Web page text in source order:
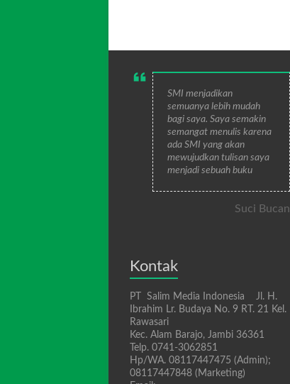
SMI menjadikan
semuanya lebih mudah
bagi saya. Saya semakin
semangat menulis karena
ada SMI yang akan
mewujudkan tulisan saya
menjadi sebuah buku
Suci Bucan
Kontak
PT Salim Media Indonesia Jl. H.
Ibrahim Lr. Budaya No. 9 RT. 21 Kel.
Rawasari
Kec. Alam Barajo, Jambi 36361
Telp. 0741-3062851
Hp/WA. 08117447475 (Admin);
08117447848 (Marketing)